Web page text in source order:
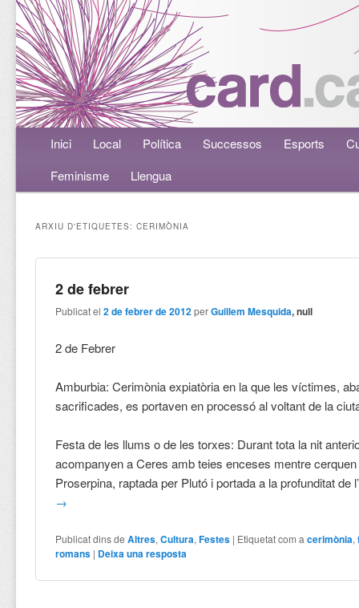
Menú principalAneu al contingut principal
Aneu al contingut secundari
Inici Local Política Successos Esports
Feminisme
Llengua
ARXIU D'ETIQUETES:CERIMÒNIA
2 de febrer
Publicat el2 de febrer de 2012 perGuillem Mesquida, null
2 de Febrer
Amburbia: Cerimònia expiatòria en la que les víctimes,
sacrificades, es portaven en processó al voltant de la
Festa de les llums o de les torxes: Durant tota la nit
acompanyen a Ceres amb teies enceses mentre
Proserpina, raptada per Plutó i portada a la profunditat de
→
Publicat dins de Altres,Cultura,Festes | Etiquetat com a cerimònia,
romans | Deixa una resposta